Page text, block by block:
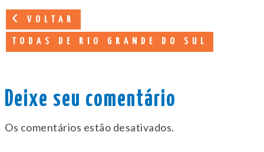
VOLTAR
TODAS DE RIO GRANDE DO SUL
Deixe seu comentário
Os comentários estão desativados.